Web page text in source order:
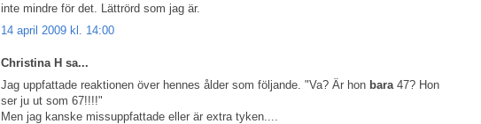
inte mindre för det. Lättrörd som jag är.
14 april 2009 kl. 14:00
Christina H sa...
Jag uppfattade reaktionen över hennes ålder som följande. "Va? Är hon bara 47? Hon
ser ju ut som 67!!!!"
Men jag kanske missuppfattade eller är extra tyken....